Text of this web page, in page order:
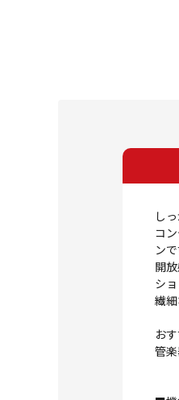
し
コ
ンで
開
シ
繊
お
管